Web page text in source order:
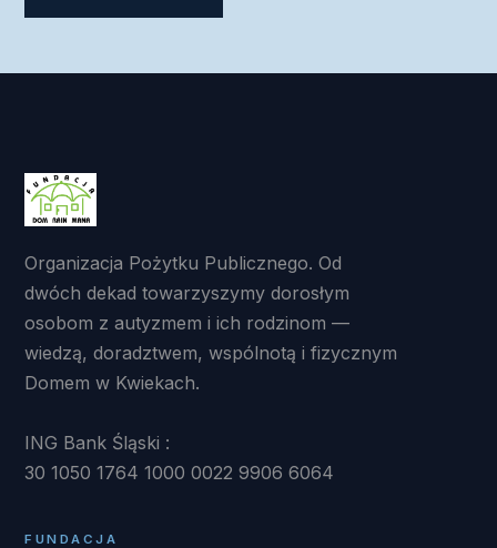
Organizacja Pożytku Publicznego. Od
dwóch dekad towarzyszymy dorosłym
osobom z autyzmem i ich rodzinom —
wiedzą, doradztwem, wspólnotą i fizycznym
Domem w Kwiekach.
ING Bank Śląski :
30 1050 1764 1000 0022 9906 6064
FUNDACJA